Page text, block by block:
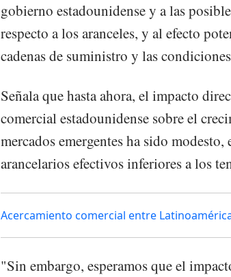
gobierno estadounidense y a las
respecto a los aranceles, y al efecto
cadenas de suministro y las
Señala que hasta ahora, el impacto
comercial estadounidense sobre el
mercados emergentes ha sido
arancelarios efectivos inferiores a los
Acercamiento comercial entre
"Sin embargo, esperamos que el